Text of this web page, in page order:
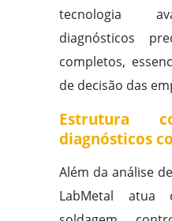
tecnologia
diagnósticos
completos,
de decisão das
Estrutura
diagnósticos
Além da análise
LabMetal atua